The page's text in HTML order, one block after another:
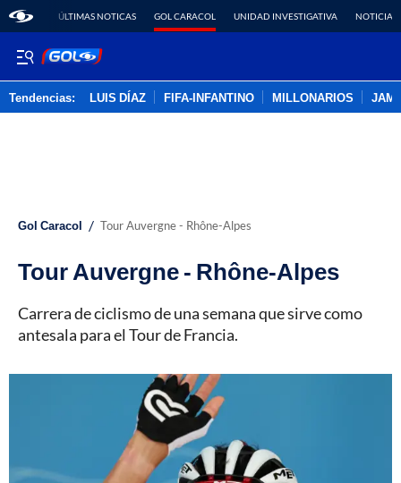
ÚLTIMAS NOTICAS GOL CARACOL UNIDAD INVESTIGATIVA NOTICIAS
Tendencias: LUIS DÍAZ FIFA-INFANTINO MILLONARIOS
Gol Caracol / Tour Auvergne - Rhône-Alpes
Tour Auvergne - Rhône-Alpes
Carrera de ciclismo de una semana que sirve como
antesala para el Tour de Francia.